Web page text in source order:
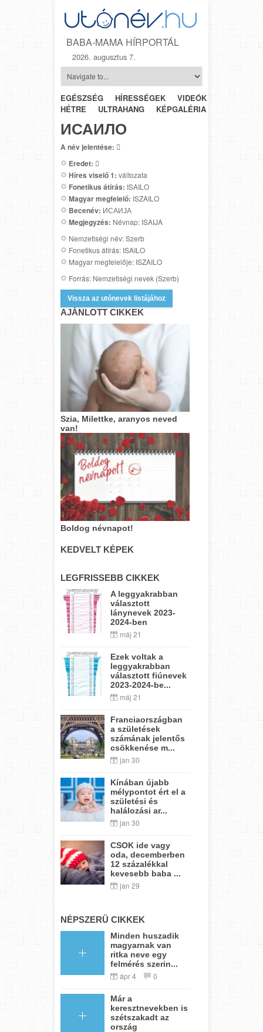
BABA-MAMA HÍRPORTÁL
2026. augusztus 7.
EGÉSZSÉG HÍRESSÉGEK VIDEÓK
HÉTRŐL-
HÉTRE
ULTRAHANG KÉPGALÉRIA
ИСАИЛО
A név jelentése: 
Eredet: 
Híres viselő 1: változata
Fonetikus átírás: ISAILO
Magyar megfelelő: ISZAILO
Becenév: ИСАИЈА
Megjegyzés: Névnap: ISAIJA
Nemzetiségi név: Szerb
Fonetikus átírás: ISAILO
Magyar megfelelője: ISZAILO
Forrás: Nemzetiségi nevek (Szerb)
Vissza az utónevek listájához
AJÁNLOTT CIKKEK
Szia, Milettke, aranyos neved
van!
Boldog névnapot!
KEDVELT KÉPEK
LEGFRISSEBB CIKKEK
A leggyakrabban
választott
lánynevek 2023-
2024-ben
máj 21
Ezek voltak a
leggyakrabban
választott fiúnevek
2023-2024-be...
máj 21
Franciaországban
a születések
számának jelentős
csökkenése m...
jan 30
Kínában újabb
mélypontot ért el a
születési és
halálozási ar...
jan 30
CSOK ide vagy
oda, decemberben
12 százalékkal
kevesebb baba ...
jan 29
NÉPSZERŰ CIKKEK
Minden huszadik
magyarnak van
ritka neve egy
felmérés szerin...
ápr 4 0
Már a
keresztnevekben is
szétszakadt az
ország